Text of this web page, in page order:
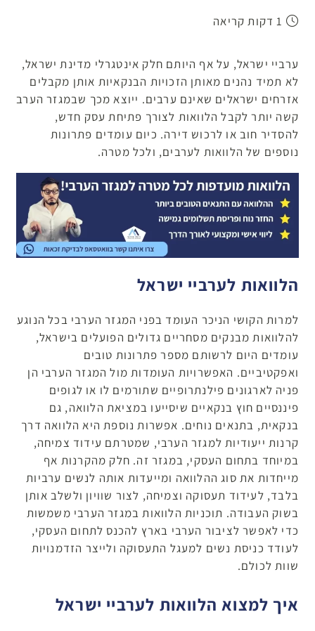
ערביי ישראל, על אף היותם חלק אינטגרלי מדינת ישראל,
לא תמיד נהנים מאותן הזכויות הבנקאיות אותן מקבלים
אזרחים ישראלים שאינם ערבים. ייוצא מכך שבמגזר הערב
קשה יותר לקבל הלוואות לצורך פתיחת עסק חדש,
להסדיר חוב או לרכוש דירה. כיום עומדים פתרונות
נוספים של הלוואות לערבים, ולכל מטרה.
הלוואות לערביי ישראל
למרות הקושי הניכר העומד בפני המגזר הערבי בכל הנוגע
להלוואות מבנקים מסחריים גדולים הפועלים בישראל,
עומדים היום לרשותם מספר פתרונות טובים
ואפקטיביים. האפשרויות העומדות מול המגזר הערבי הן
פניה לארגונים פילנתרופיים שתורמים לו או לגופים
פיננסיים חוץ בנקאיים שיסייעו במציאת הלוואה, גם
בנקאית, בתנאים נוחים. אפשרות נוספת היא הלוואה דרך
קרנות ייעודיות למגזר הערבי, שמטרתם עידוד צמיחה,
במיוחד בתחום העסקי, במגזר זה. חלק מהקרנות אף
מייחדות את סוג ההלוואה ומייעדות אותה לנשים ערביות
בלבד, לעידוד תעסוקה וצמיחה, לצור שוויון ולשלב אותן
בשוק העבודה. תוכניות הלוואות במגזר הערבי משמשות
כדי לאפשר לציבור הערבי בארץ להכנס לתחום העסקי,
לעודד כניסת נשים למעגל התעסוקה ולייצר הזדמנויות
שוות לכולם.
איך למצוא הלוואות לערביי ישראל